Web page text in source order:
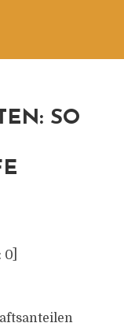
SO
0]